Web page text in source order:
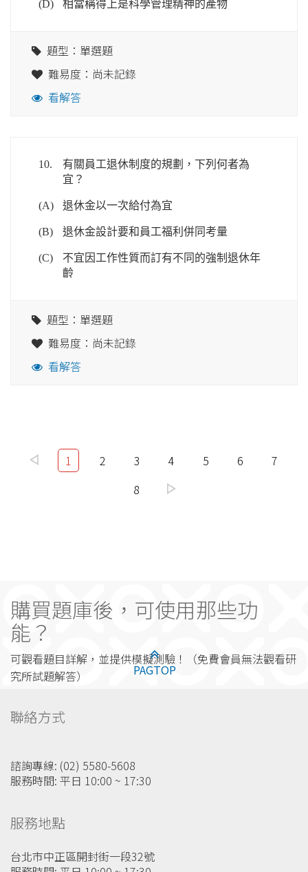
(D) 相當稱得上是科學管理精神的產物
題型：單選題
難易度：尚未記錄
看解答
10.
有關員工退休制度的規劃，下列何者為
宜？
(A) 退休金以一次給付為宜
(B) 退休金設計要和員工福利併同考量
(C)
不宜因工作性質而訂有不同的強制退休年
齡
題型：單選題
難易度：尚未記錄
看解答
1 2 3 4 5 6
7
8
購買題庫後，可使用那些功
能？
可觀看題目詳解，並提供模擬測驗！（免費會員無法觀看研
究所試題解答）
PAGTOP
聯絡方式
諮詢專線: (02) 5580-5608
服務時間: 平日 10:00 ~ 17:30
服務地點
台北市中正區開封街一段32號